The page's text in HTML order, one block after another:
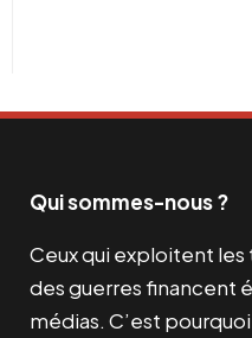
Qui sommes-nous ?
Ceux qui exploitent
des guerres financent
médias. C’est